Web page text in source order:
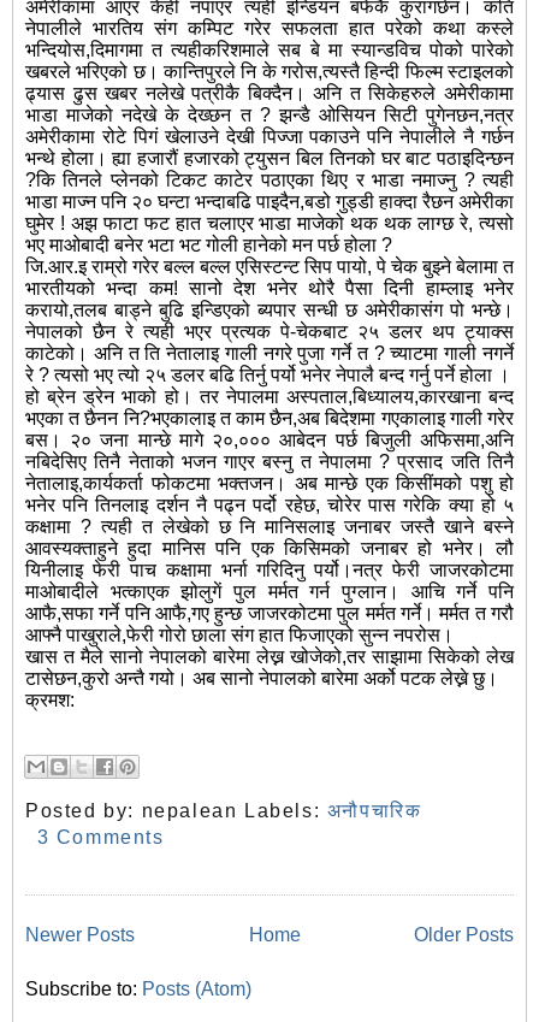
अमेरीकामा आएर केही नपाएर त्यही इन्डियन बफेकै कुरागर्छन। कति
नेपालीले भारतिय संग कम्पिट गरेर सफलता हात परेको कथा कस्ले
भन्दियोस,दिमागमा त त्यहीकरिशमाले सब बे मा स्यान्डविच पोको पारेको
खबरले भरिएको छ। कान्तिपुरले नि के गरोस,त्यस्तै हिन्दी फिल्म स्टाइलको
ढ्यास ढुस खबर नलेखे पत्रीकै बिक्दैन। अनि त सिकेहरुले अमेरीकामा
भाडा माजेको नदेखे के देख्छन त ? झन्डै ओसियन सिटी पुगेनछन,नत्र
अमेरीकामा रोटे पिगं खेलाउने देखी पिज्जा पकाउने पनि नेपालीले नै गर्छन
भन्थे होला। ह्या हजारौं हजारको ट्युसन बिल तिनको घर बाट पठाइदिन्छन
?कि तिनले प्लेनको टिकट काटेर पठाएका थिए र भाडा नमाज्नु ? त्यही
भाडा माज्न पनि २० घन्टा भन्दाबढि पाइदैन,बडो गुड्डी हाक्दा रैछन अमेरीका
घुमेर ! अझ फाटा फट हात चलाएर भाडा माजेको थक थक लाग्छ रे, त्यसो
भए माओबादी बनेर भटा भट गोली हानेको मन पर्छ होला ?
जि.आर.इ राम्रो गरेर बल्ल बल्ल एसिस्टन्ट सिप पायो, पे चेक बुझ्ने बेलामा त
भारतीयको भन्दा कम! सानो देश भनेर थोरै पैसा दिनी हाम्लाइ भनेर
करायो,तलब बाड्ने बुढि इन्डिएको ब्यपार सन्धी छ अमेरीकासंग पो भन्छे।
नेपालको छैन रे त्यही भएर प्रत्यक पे-चेकबाट २५ डलर थप ट्याक्स
काटेको। अनि त ति नेतालाइ गाली नगरे पुजा गर्ने त ? च्याटमा गाली नगर्ने
रे ? त्यसो भए त्यो २५ डलर बढि तिर्नु पर्यो भनेर नेपालै बन्द गर्नु पर्ने होला ।
हो ब्रेन ड्रेन भाको हो। तर नेपालमा अस्पताल,बिध्यालय,कारखाना बन्द
भएका त छैनन नि?भएकालाइ त काम छैन,अब बिदेशमा गएकालाइ गाली गरेर
बस। २० जना मान्छे मागे २०,००० आबेदन पर्छ बिजुली अफिसमा,अनि
नबिदेसिए तिनै नेताको भजन गाएर बस्नु त नेपालमा ? प्रसाद जति तिनै
नेतालाइ,कार्यकर्ता फोकटमा भक्तजन। अब मान्छे एक किसींमको पशु हो
भनेर पनि तिनलाइ दर्शन नै पढ्न पर्दो रहेछ, चोरेर पास गरेकि क्या हो ५
कक्षामा ? त्यही त लेखेको छ नि मानिसलाइ जनाबर जस्तै खाने बस्ने
आवस्यक्ताहुने हुदा मानिस पनि एक किसिमको जनाबर हो भनेर। लौ
यिनीलाइ फेरी पाच कक्षामा भर्ना गरिदिनु पर्यो।नत्र फेरी जाजरकोटमा
माओबादीले भत्काएक झोलुगें पुल मर्मत गर्न पुग्लान। आचि गर्ने पनि
आफै,सफा गर्ने पनि आफै,गए हुन्छ जाजरकोटमा पुल मर्मत गर्ने। मर्मत त गरौ
आफ्नै पाखुराले,फेरी गोरो छाला संग हात फिजाएको सुन्न नपरोस।
खास त मैले सानो नेपालको बारेमा लेख्न खोजेको,तर साझामा सिकेको लेख
टासेछन,कुरो अन्तै गयो। अब सानो नेपालको बारेमा अर्को पटक लेख्ने छु।
क्रमश:
Posted by: nepalean Labels: अनौपचारिक
3 Comments
Newer Posts Older Posts
Home
Subscribe to: Posts (Atom)